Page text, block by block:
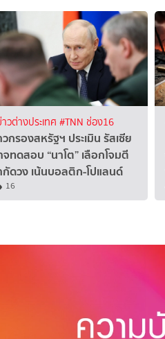
วต่างประเทศ #TNN ช่อง16
กรองสหรัฐฯ ประเมิน รัสเซีย
ทดสอบ “นาโต” เลือกโจมตี
กัดวง เน้นบอลติก-โปแลนด์
16